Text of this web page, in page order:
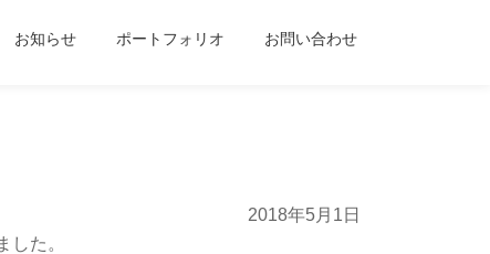
お知らせ ポートフォリオ お問い合わせ
2018年5月1日
た。